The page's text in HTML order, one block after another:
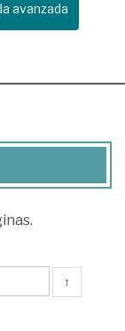
avanzada
↑